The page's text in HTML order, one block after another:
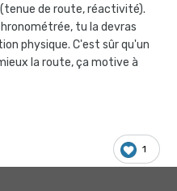
de route, réactivité).
tu la devras
physique. C'est sûr qu'un
la route, ça motive à
1